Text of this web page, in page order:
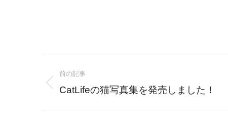
navigation
前の記事
Previous
CatLifeの猫写真集を発売しました！